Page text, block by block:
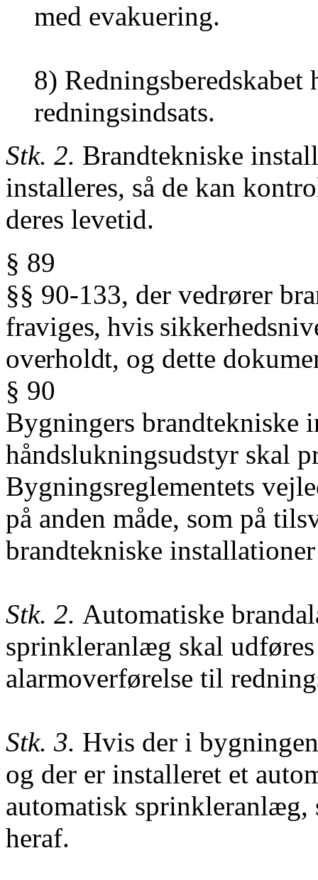
med evakuering.
8)
redningsindsats.
Stk. 2. Brandtekniske
installeres, så de kan
deres levetid.
§ 89
§§ 90-133, der vedrører
fraviges, hvis
overholdt, og dette
§ 90
Bygningers brandtekniske
håndslukningsudstyr skal
Bygningsreglementets
på anden måde, som på
brandtekniske
Stk. 2. Automatiske
sprinkleranlæg skal
alarmoverførelse til
Stk. 3. Hvis der i
og der er installeret et
automatisk
heraf.